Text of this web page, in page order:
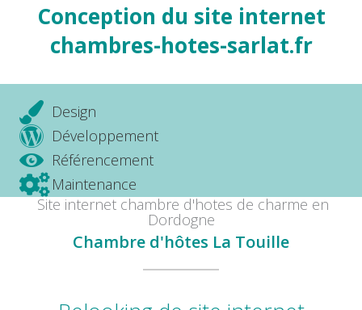
Conception du site internet
chambres-hotes-sarlat.fr
Design
Développement
Référencement
Maintenance
Site internet chambre d'hotes de charme en
Dordogne
Chambre d'hôtes La Touille